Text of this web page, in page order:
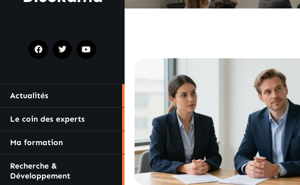
Actualités
Le coin des experts
Ma formation
Recherche &
Développement